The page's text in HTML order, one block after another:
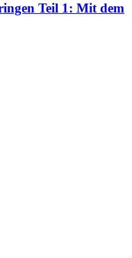
Teil 1: Mit dem